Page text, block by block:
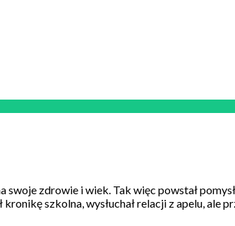
swoje zdrowie i wiek. Tak więc powstał
szkolna, wysłuchał relacji z apelu, ale